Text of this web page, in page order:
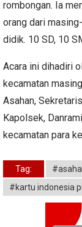
rombongan. Ia
orang dari
didik. 10 SD, 10
Acara ini dihadiri
kecamatan
Asahan,
Kapolsek,
kecamatan para
Tag:
#kartu indonesia